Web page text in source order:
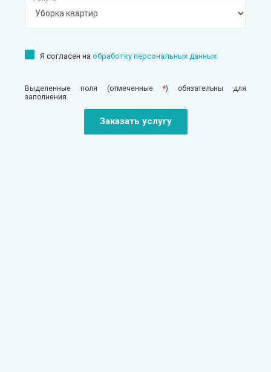
Я согласен на обработку персональных данных
Выделенные поля (отмеченные *) обязательны для
заполнения.